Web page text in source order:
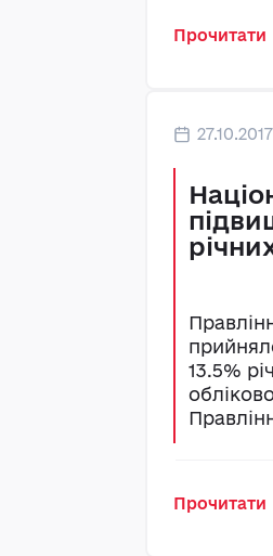
Прочитати
27.10.2017
13.5%
Прочитати